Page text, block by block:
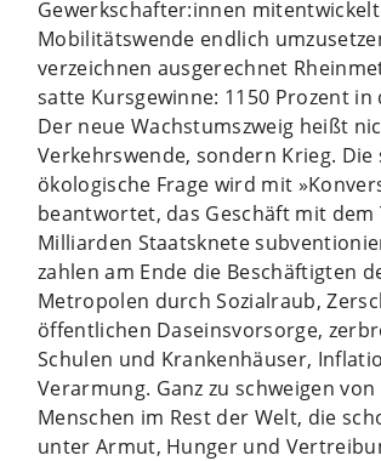
Gewerkschafter:innen
Mobilitätswende endlich
verzeichnen ausgerechnet
satte Kursgewinne: 1150 Prozent in
Der neue Wachstumszweig heißt
Verkehrswende, sondern Krieg. Die
ökologische Frage wird mit
beantwortet, das Geschäft mit dem
Milliarden Staatsknete
zahlen am Ende die Beschäftigten
Metropolen durch Sozialraub,
öffentlichen Daseinsvorsorge,
Schulen und Krankenhäuser,
Verarmung. Ganz zu schweigen von
Menschen im Rest der Welt, die
unter Armut, Hunger und